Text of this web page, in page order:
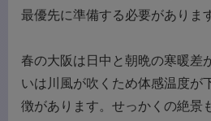
最優先に準備する必要がありま
春の大阪は日中と朝晩の寒暖差
いは川風が吹くため体感温度が
徴があります。せっかくの絶景